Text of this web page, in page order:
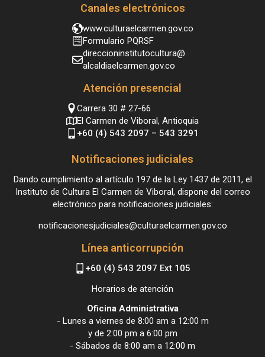
Canales electrónicos
www.culturaelcarmen.gov.co
Formulario PQRSF
direccioninstitutocultura@
alcaldiaelcarmen.gov.co
Atención presencial
Carrera 30 # 27-66
El Carmen de Viboral, Antioquia
+60 (4) 543 2097 – 543 3291
Notificaciones judiciales
Dando cumplimiento al artículo 197 de la Ley 1437 de 2011, el
Instituto de Cultura El Carmen de Viboral, dispone del correo
electrónico para notificaciones judiciales:
notificacionesjudiciales@culturaelcarmen.gov.co
Línea anticorrupción
+60 (4) 543 2097 Ext 105
Horarios de atención
Oficina Administrativa
- Lunes a viernes de 8:00 am a 12:00 m
y de 2:00 pm a 6:00 pm
- Sábados de 8:00 am a 12:00 m